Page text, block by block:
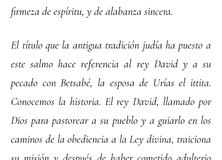
firmeza de espíritu, y de alabanza sincera.
El título que la antigua tradición judía ha puesto a
este salmo hace referencia al rey David y a su
pecado con Betsabé, la esposa de Urías el ittita.
Conocemos la historia. El rey David, llamado por
Dios para pastorear a su pueblo y a guiarlo en los
caminos de la obediencia a la Ley divina, traiciona